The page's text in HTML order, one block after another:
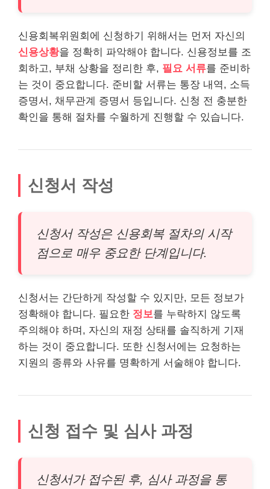
신용회복위원회에 신청하기 위해서는 먼저 자신의
신용상황을 정확히 파악해야 합니다. 신용정보를 조
회하고, 부채 상황을 정리한 후, 필요 서류를 준비하
는 것이 중요합니다. 준비할 서류는 통장 내역, 소득
증명서, 채무관계 증명서 등입니다. 신청 전 충분한
확인을 통해 절차를 수월하게 진행할 수 있습니다.
신청서 작성
신청서 작성은 신용회복 절차의 시작
점으로 매우 중요한 단계입니다.
신청서는 간단하게 작성할 수 있지만, 모든 정보가
정확해야 합니다. 필요한 정보를 누락하지 않도록
주의해야 하며, 자신의 재정 상태를 솔직하게 기재
하는 것이 중요합니다. 또한 신청서에는 요청하는
지원의 종류와 사유를 명확하게 서술해야 합니다.
신청 접수 및 심사 과정
신청서가 접수된 후, 심사 과정을 통